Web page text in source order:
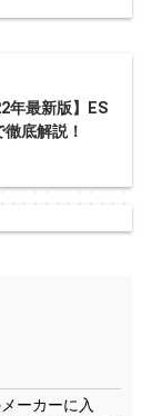
年最新版】ES
底解説！
ーカーに入